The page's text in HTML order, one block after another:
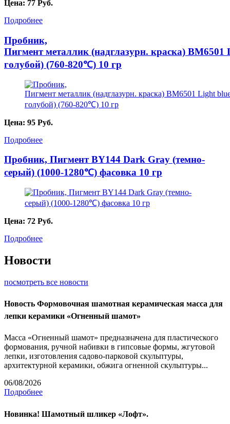
Цена: 77 Руб.
Подробнее
Пробник,
Пигмент металлик (надглазурн. краска) BM6501
голубой) (760-820℃) 10 гр
Цена: 95 Руб.
Подробнее
Пробник, Пигмент BY144 Dark Gray (темно-
серый) (1000-1280℃) фасовка 10 гр
Цена: 72 Руб.
Подробнее
Новости
посмотреть все новости
Новость Формовочная шамотная керамическая масса для
лепки керамики «Огненный шамот»
Масса «Огненный шамот» предназначена для пластического
формования, ручной набивки в гипсовые формы, жгутовой
лепки, изготовления садово-парковой скульптуры,
архитектурной керамики, обжига огненной скульптуры...
06/08/2026
Подробнее
Новинка! Шамотный шликер «Лофт».